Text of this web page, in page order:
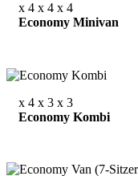
x 4 x 4 x 4
Economy Minivan
x 4 x 3 x 3
Economy Kombi